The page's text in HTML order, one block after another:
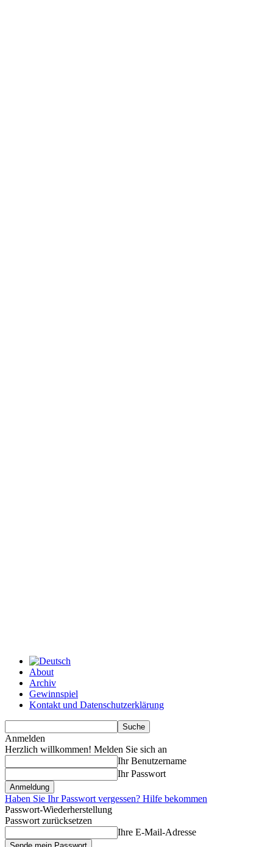
About
Archiv
Gewinnspiel
Kontakt und Datenschutzerklärung
Anmelden
Herzlich willkommen! Melden Sie sich an
Ihr Benutzername
Ihr Passwort
Haben Sie Ihr Passwort vergessen? Hilfe bekommen
Passwort-Wiederherstellung
Passwort zurücksetzen
Ihre E-Mail-Adresse